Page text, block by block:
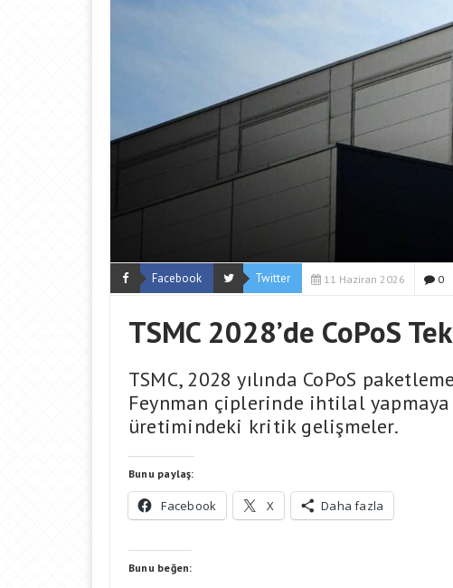
Facebook Twitter 11 Haziran 2026 0
TSMC 2028’de CoPoS
TSMC, 2028 yılında CoPoS
Feynman çiplerinde ihtilal yapmaya
üretimindeki kritik gelişmeler.
Bunu paylaş:
Facebook X Daha fazla
Bunu beğen: